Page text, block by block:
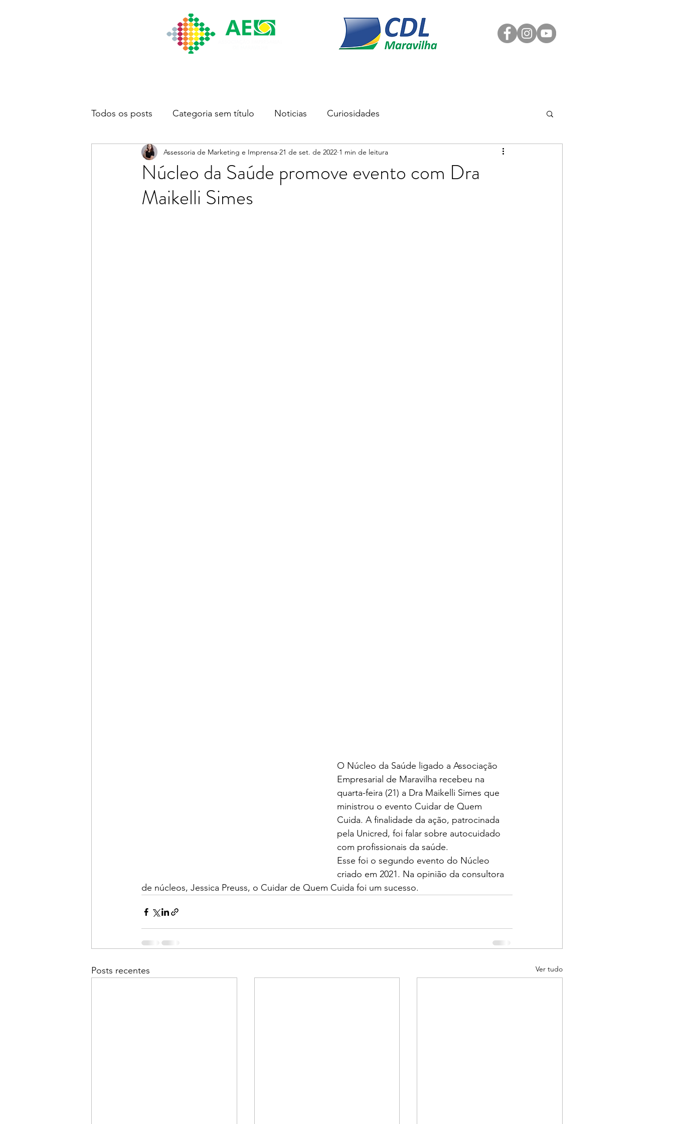
Todos os posts Categoria sem título Noticias Curiosidades
Núcleo da Saúde promove evento com Dra
Maikelli Simes
Assessoria de Marketing e Imprensa 21 de set. de 2022 1 min de leitura
O Núcleo da Saúde ligado a Associação
Empresarial de Maravilha recebeu na
quarta-feira (21) a Dra Maikelli Simes que
ministrou o evento Cuidar de Quem
Cuida. A finalidade da ação, patrocinada
pela Unicred, foi falar sobre autocuidado
com profissionais da saúde.
Esse foi o segundo evento do Núcleo
criado em 2021. Na opinião da consultora
de núcleos, Jessica Preuss, o Cuidar de Quem Cuida foi um sucesso.
Posts recentes Ver tudo